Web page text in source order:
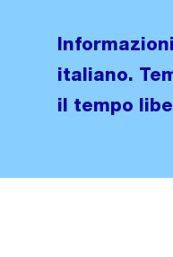
italiano.
il tempo